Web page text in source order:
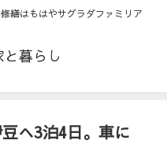
繕はもはやサグラダファミリア
暮らし
へ3泊4日。車に